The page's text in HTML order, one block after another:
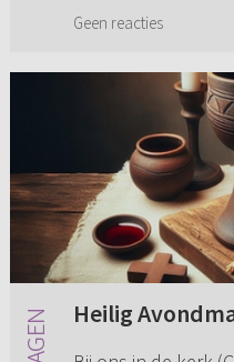
Of moeten we
Geen reacties
Heilig